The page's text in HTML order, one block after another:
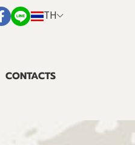
TH
CONTACTS